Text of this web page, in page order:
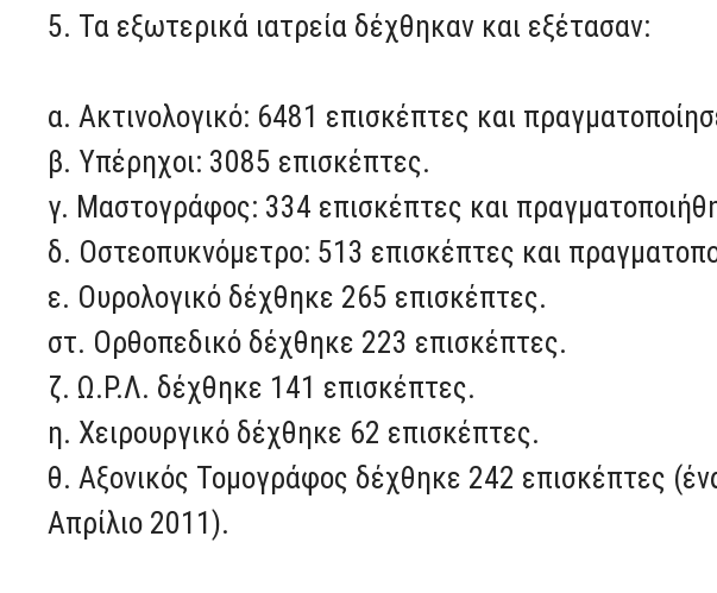
5. Τα εξωτερικά ιατρεία δέχθηκαν και εξέτασαν:
α. Ακτινολογικό: 6481 επισκέπτες και
β. Υπέρηχοι: 3085 επισκέπτες.
γ. Μαστογράφος: 334 επισκέπτες και
δ. Οστεοπυκνόμετρο: 513 επισκέπτες και
ε. Ουρολογικό δέχθηκε 265 επισκέπτες.
στ. Ορθοπεδικό δέχθηκε 223 επισκέπτες.
ζ. Ω.Ρ.Λ. δέχθηκε 141 επισκέπτες.
η. Χειρουργικό δέχθηκε 62 επισκέπτες.
θ. Αξονικός Τομογράφος δέχθηκε 242 επισκέπτες
Απρίλιο 2011).